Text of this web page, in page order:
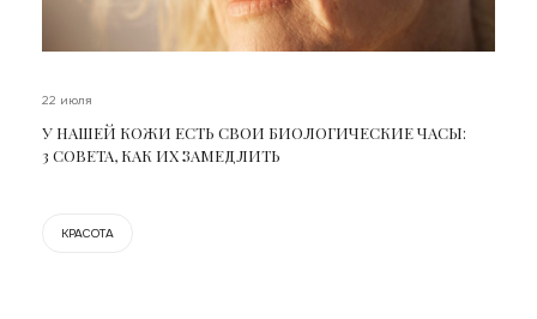
22 июля
У НАШЕЙ КОЖИ ЕСТЬ СВОИ БИОЛОГИЧЕСКИЕ ЧАСЫ:
3 СОВЕТА, КАК ИХ ЗАМЕДЛИТЬ
КРАСОТА